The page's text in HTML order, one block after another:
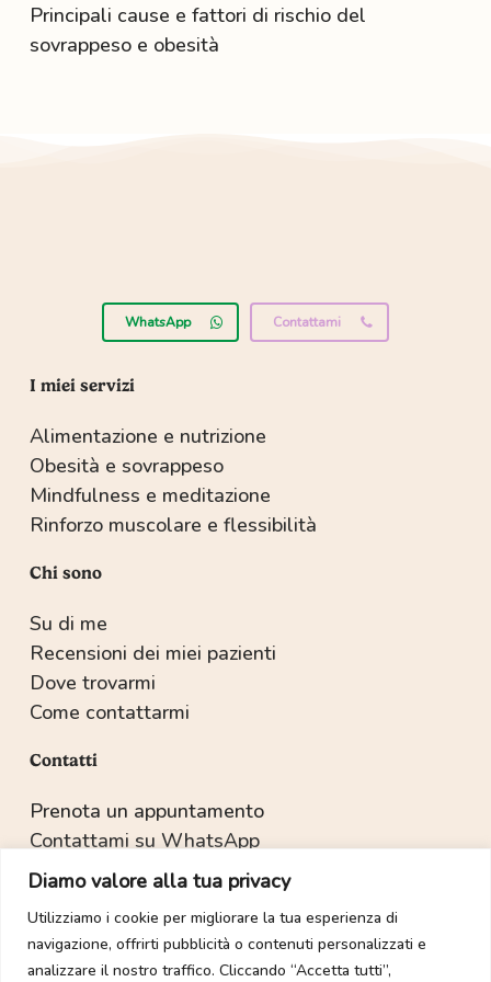
Diamo valore alla tua privacy
Utilizziamo i cookie per migliorare la tua esperienza di
navigazione, offrirti pubblicità o contenuti personalizzati e
analizzare il nostro traffico. Cliccando “Accetta tutti”,
Principali cause e fattori di rischio del
sovrappeso e obesità
WhatsApp Contattami
I miei servizi
Alimentazione e nutrizione
Obesità e sovrappeso
Mindfulness e meditazione
Rinforzo muscolare e flessibilità
Chi sono
Su di me
Recensioni dei miei pazienti
Dove trovarmi
Come contattarmi
Contatti
Prenota un appuntamento
Contattami su WhatsApp
Recapiti e indirizzo
Copyright © 2022-2025 Dott.ssa Sabrina Salvetti.